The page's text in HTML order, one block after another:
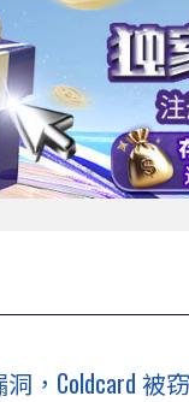
，Coldcard 被